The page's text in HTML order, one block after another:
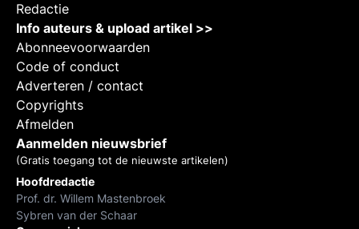
Redactie
Info auteurs & upload artikel >>
Abonneevoorwaarden
Code of conduct
Adverteren / contact
Copyrights
Afmelden
Aanmelden nieuwsbrief
(Gratis toegang tot de nieuwste artikelen)
Hoofdredactie
Prof. dr. Willem Mastenbroek
Sybren van der Schaar